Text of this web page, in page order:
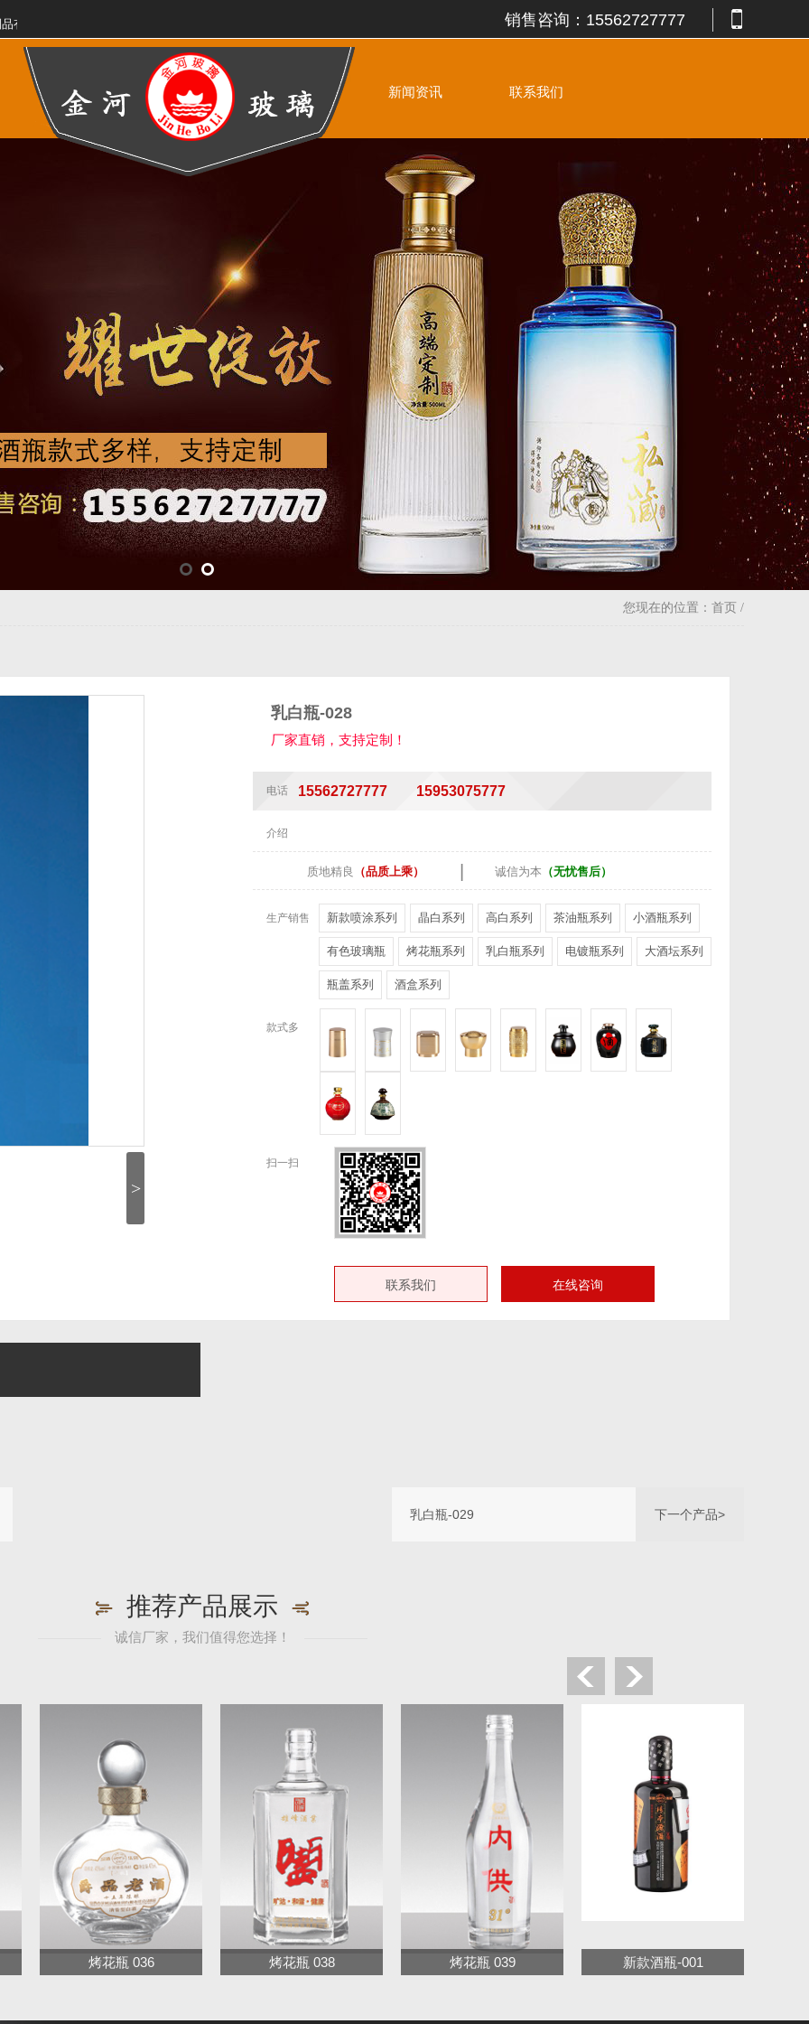
公司! 销售咨询： 15562727777
新闻资讯 联系我们
您现在的位置： 首页 /
>
乳白瓶-028
厂家直销，支持定制！
电话 15562727777 15953075777
介绍
质地精良 （品质上乘） 诚信为本 （无忧售后）
生产销售 新款喷涂系列 晶白系列 高白系列 茶油瓶系列 小酒瓶系列
有色玻璃瓶 烤花瓶系列 乳白瓶系列 电镀瓶系列 大酒坛系列
瓶盖系列 酒盒系列
款式多
扫一扫
联系我们 在线咨询
下一个产品>
乳白瓶-029
推荐产品展示
诚信厂家，我们值得您选择！
烤花瓶 036 烤花瓶 038 烤花瓶 039 新款酒瓶-001